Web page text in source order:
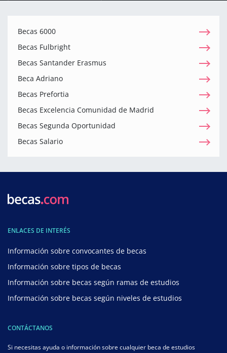
Becas 6000
Becas Fulbright
Becas Santander Erasmus
Beca Adriano
Becas Prefortia
Becas Excelencia Comunidad de Madrid
Becas Segunda Oportunidad
Becas Salario
ENLACES DE INTERÉS
Información sobre convocantes de becas
Información sobre tipos de becas
Información sobre becas según ramas de estudios
Información sobre becas según niveles de estudios
CONTÁCTANOS
Si necesitas ayuda o información sobre cualquier beca de estudios